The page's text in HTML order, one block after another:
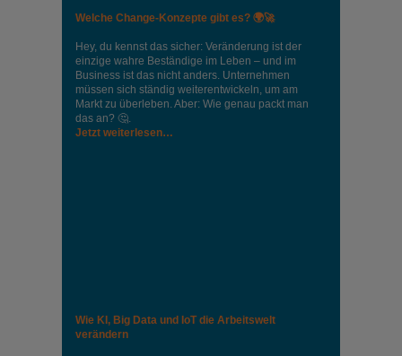
Welche Change-Konzepte gibt es? 🌍🚀
Hey, du kennst das sicher: Veränderung ist der
einzige wahre Beständige im Leben – und im
Business ist das nicht anders. Unternehmen
müssen sich ständig weiterentwickeln, um am
Markt zu überleben. Aber: Wie genau packt man
das an? 🤔.
Jetzt weiterlesen…
Wie KI, Big Data und IoT die Arbeitswelt
verändern